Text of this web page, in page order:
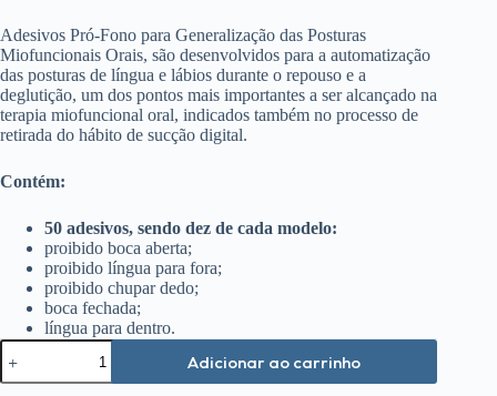
Adesivos Pró-Fono para Generalização das Posturas
Miofuncionais Orais, são desenvolvidos para a automatização
das posturas de língua e lábios durante o repouso e a
deglutição, um dos pontos mais importantes a ser alcançado na
terapia miofuncional oral, indicados também no processo de
retirada do hábito de sucção digital.
Contém:
50 adesivos, sendo dez de cada modelo:
proibido boca aberta;
proibido língua para fora;
proibido chupar dedo;
boca fechada;
língua para dentro.
Adesivos
Pró-
Fono
Adicionar ao carrinho